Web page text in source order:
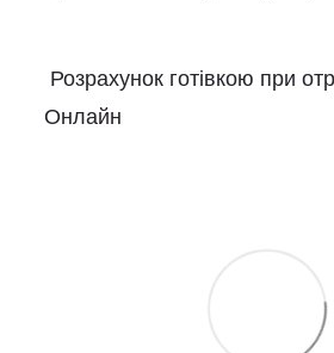
Розрахунок готівкою при
Онлайн